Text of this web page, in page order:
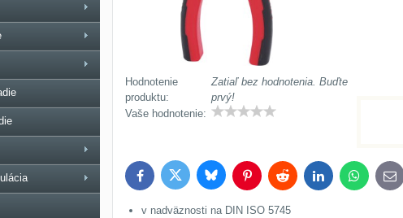
Hodnotenie
produktu:
Zatiaľ bez hodnotenia. Buďte
prvý!
Vaše hodnotenie:
FacebookTwitter BlueskyPinterestReddit LinkedInWhatsApp
E-
mail
v nadväznosti na DIN ISO 5745